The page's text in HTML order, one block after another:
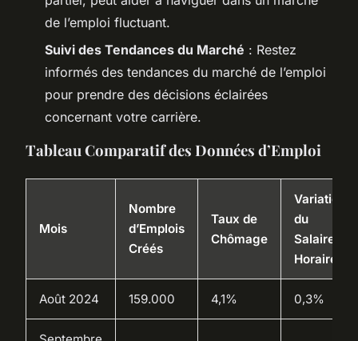
de l’emploi fluctuant.
Suivi des Tendances du Marché : Restez
informés des tendances du marché de l’emploi
pour prendre des décisions éclairées
concernant votre carrière.
Tableau Comparatif des Données d’Emploi
Mois
Nombre
d’Emplois
Créés
Taux de
Chômage
Variation
du
Salaire
Horaire
Août 2024 159.000 4,1% 0,3%